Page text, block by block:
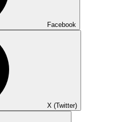
Facebook
X (Twitter)